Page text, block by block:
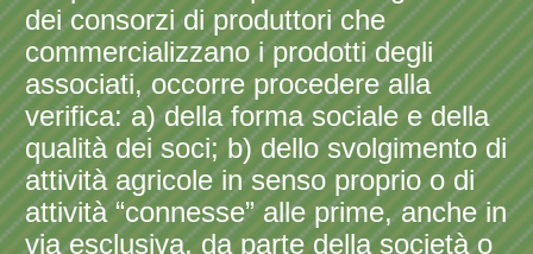
dei consorzi di produttori che
commercializzano i prodotti degli
associati, occorre procedere alla
verifica: a) della forma sociale e della
qualità dei soci; b) dello svolgimento di
attività agricole in senso proprio o di
attività “connesse” alle prime, anche in
via esclusiva, da parte della società o